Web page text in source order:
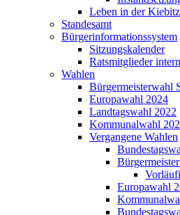
Leben in der
Standesamt
Bürgerinformationssystem
Sitzungskalender
Ratsmitglieder intern
Wahlen
Bürgermeisterwahl
Europawahl 2024
Landtagswahl 2022
Kommunalwahl
Vergangene Wahlen
Europawahl